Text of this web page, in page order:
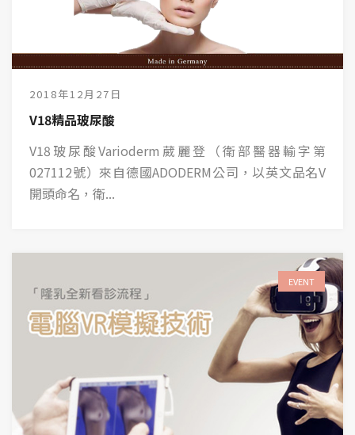
2018年12月27日
V18精品玻尿酸
V18玻尿酸Varioderm葳麗登（衛部醫器輸字第
027112號）來自德國ADODERM公司，以英文品名V
開頭命名，衛...
EVENT